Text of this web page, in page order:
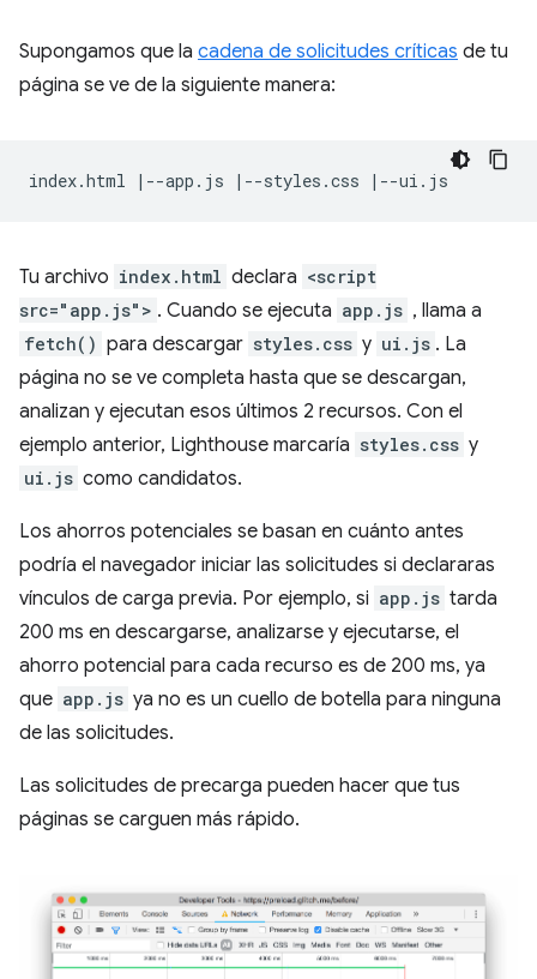
Supongamos que la cadena de solicitudes críticas de tu
página se ve de la siguiente manera:
Tu archivo index.html declara <script
src="app.js"> . Cuando se ejecuta app.js , llama a
fetch() para descargar styles.css y ui.js . La
página no se ve completa hasta que se descargan,
analizan y ejecutan esos últimos 2 recursos. Con el
ejemplo anterior, Lighthouse marcaría styles.css y
ui.js como candidatos.
Los ahorros potenciales se basan en cuánto antes
podría el navegador iniciar las solicitudes si declararas
vínculos de carga previa. Por ejemplo, si app.js tarda
200 ms en descargarse, analizarse y ejecutarse, el
ahorro potencial para cada recurso es de 200 ms, ya
que app.js ya no es un cuello de botella para ninguna
de las solicitudes.
Las solicitudes de precarga pueden hacer que tus
páginas se carguen más rápido.